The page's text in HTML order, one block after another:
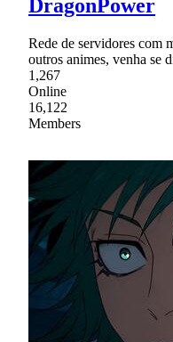
DragonPower
Rede de servidores com
outros animes, venha se
1,267
Online
16,122
Members